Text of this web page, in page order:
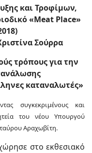
και Τροφίμων,
«Meat Place»
Σούρρα
τρόπους για την
καταναλωτές»
συγκεκριμένους και
του νέου Υπουργού
Αραχωβίτη.
στο εκθεσιακό